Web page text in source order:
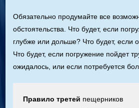
Обязательно продумайте все
обстоятельства. Что будет, если
глубже или дольше? Что будет, если
Что будет, если погружение пойдет
ожидалось, или если потребуется
Правило третей пещерников